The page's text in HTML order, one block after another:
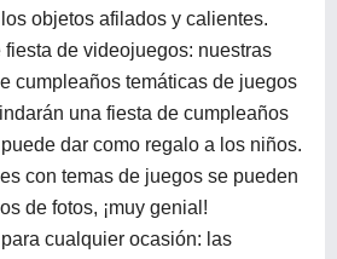
objetos afilados y calientes.
fiesta de videojuegos: nuestras
cumpleaños temáticas de juegos
una fiesta de cumpleaños
dar como regalo a los niños.
con temas de juegos se pueden
de fotos, ¡muy genial!
cualquier ocasión: las